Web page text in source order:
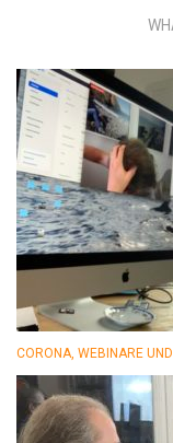
CORONA, WEBINARE